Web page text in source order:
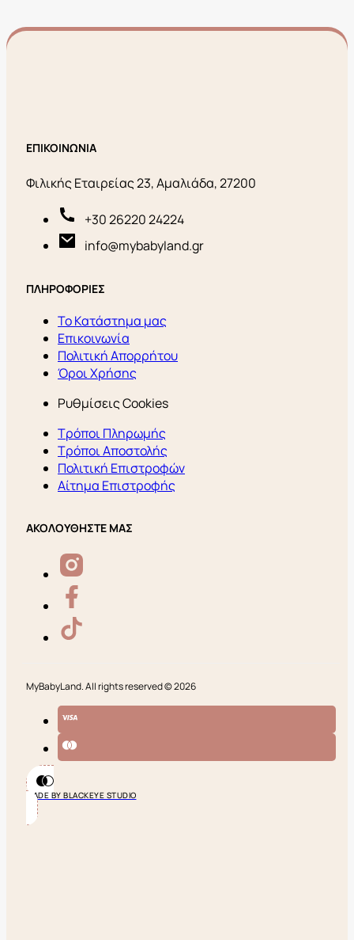
ΕΠΙΚΟΙΝΩΝΙΑ
Φιλικής Εταιρείας 23, Αμαλιάδα, 27200
+30 26220 24224
info@mybabyland.gr
ΠΛΗΡΟΦΟΡΙΕΣ
Το Κατάστημα μας
Επικοινωνία
Πολιτική Απορρήτου
Όροι Χρήσης
Ρυθμίσεις Cookies
Τρόποι Πληρωμής
Τρόποι Αποστολής
Πολιτική Επιστροφών
Αίτημα Επιστροφής
ΑΚΟΛΟΥΘΗΣΤΕ ΜΑΣ
MyBabyLand. All rights reserved © 2026
MADE BY BLACKEYE STUDIO